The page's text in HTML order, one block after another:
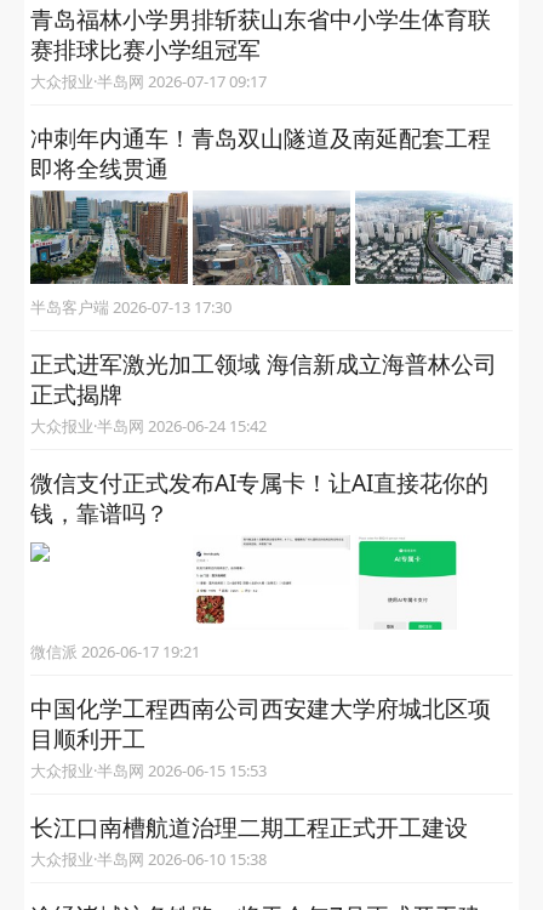
青岛福林小学男排斩获山东省中小学生体育联
赛排球比赛小学组冠军
大众报业·半岛网 2026-07-17 09:17
冲刺年内通车！青岛双山隧道及南延配套工程
即将全线贯通
半岛客户端 2026-07-13 17:30
正式进军激光加工领域 海信新成立海普林公司
正式揭牌
大众报业·半岛网 2026-06-24 15:42
微信支付正式发布AI专属卡！让AI直接花你的
钱，靠谱吗？
微信派 2026-06-17 19:21
中国化学工程西南公司西安建大学府城北区项
目顺利开工
大众报业·半岛网 2026-06-15 15:53
长江口南槽航道治理二期工程正式开工建设
大众报业·半岛网 2026-06-10 15:38